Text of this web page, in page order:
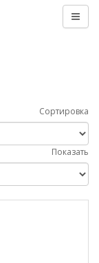
Сортировка
Показать